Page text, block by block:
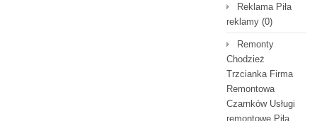
Reklama Piła
reklamy (0)
Remonty
Chodzież
Trzcianka Firma
Remontowa
Czarnków Usługi
remontowe Piła